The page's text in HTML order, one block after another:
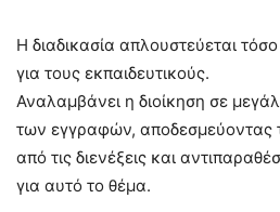
Η διαδικασία απλουστεύεται
για τους εκπαιδευτικούς.
Αναλαμβάνει η διοίκηση σε
των εγγραφών, αποδεσμεύοντας
από τις διενέξεις και
για αυτό το θέμα.